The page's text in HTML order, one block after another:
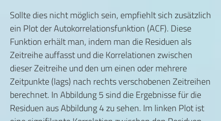
Sollte dies nicht möglich sein, empfiehlt sich zusätzlich
ein Plot der Autokorrelationsfunktion (ACF). Diese
Funktion erhält man, indem man die Residuen als
Zeitreihe auffasst und die Korrelationen zwischen
dieser Zeitreihe und den um einen oder mehrere
Zeitpunkte (lags) nach rechts verschobenen Zeitreihen
berechnet. In Abbildung 5 sind die Ergebnisse für die
Residuen aus Abbildung 4 zu sehen. Im linken Plot ist